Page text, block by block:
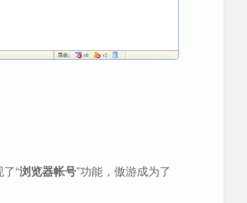
“浏览器帐号”功能，傲游成为了